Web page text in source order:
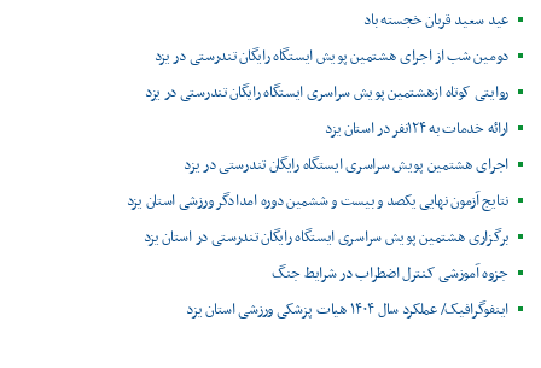
عید سعید قربان خجسته باد
دومین شب از اجرای هشتمین پویش ایستگاه رایگان تندرستی در یزد
روایتی کوتاه ازهشتمین پویش سراسری ایستگاه رایگان تندرستی در یزد
ارائه خدمات به ۱۲۴نفر در استان یزد
اجرای هشتمین پویش سراسری ایستگاه رایگان تندرستی در یزد
نتایج آزمون نهایی یکصد و بیست و ششمین دوره امدادگر ورزشی استان یزد
برگزاری هشتمین پویش سراسری ایستگاه رایگان تندرستی در استان یزد
جزوه آموزشی کنترل اضطراب در شرایط جنگ
اینفوگرافیک/ عملکرد سال ۱۴۰۴ هیات پزشکی ورزشی استان یزد